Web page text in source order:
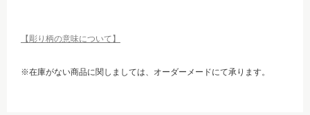
【彫り柄の意味について】
※在庫がない商品に関しましては、オーダーメードにて承ります。